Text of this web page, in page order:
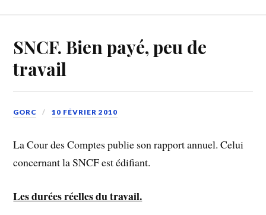
SNCF. Bien payé, peu de
travail
GORC 10 FÉVRIER 2010
La Cour des Comptes publie son rapport annuel. Celui
concernant la SNCF est édifiant.
Les durées réelles du travail.